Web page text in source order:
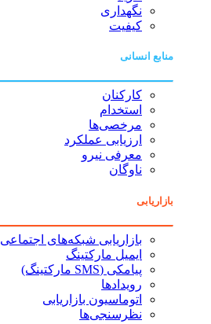
نگهداری
کیفیت
منابع انسانی
کارکنان
استخدام
مرخصی‌ها
ارزیابی عملکرد
معرفی نیرو
ناوگان
بازاریابی
بازاریابی شبکه‌های اجتماعی
ایمیل مارکتینگ
پیامکی (SMS مارکتینگ)
رویدادها
اتوماسیون بازاریابی
نظرسنجی‌ها